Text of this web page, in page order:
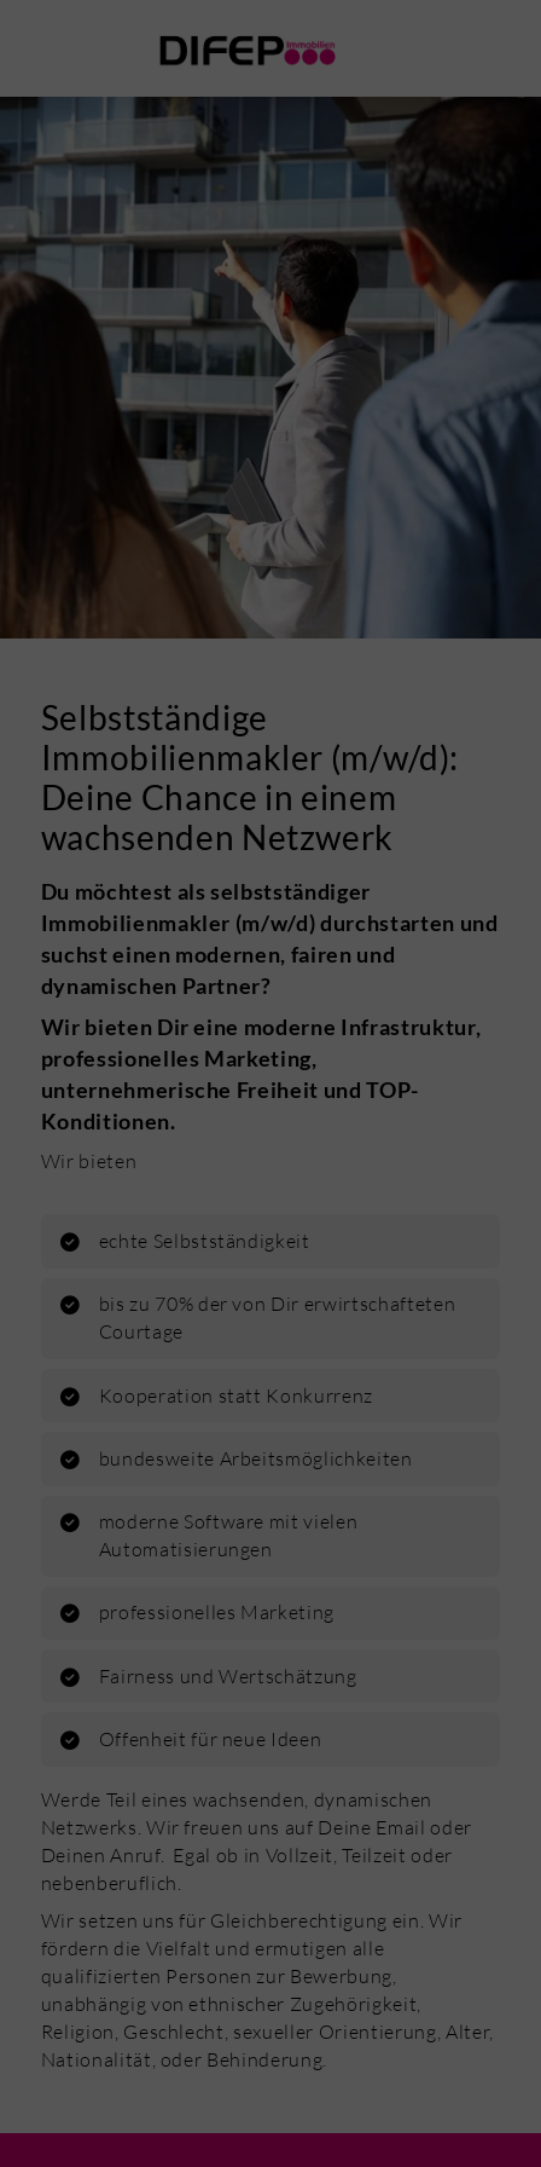
Selbstständige
Immobilienmakler (m/w/d):
Deine Chance in einem
wachsenden Netzwerk
Du möchtest als selbstständiger
Immobilienmakler (m/w/d) durchstarten und
suchst einen modernen, fairen und
dynamischen Partner?
Wir bieten Dir eine moderne Infrastruktur,
professionelles Marketing,
unternehmerische Freiheit und TOP-
Konditionen.
Wir bieten
echte Selbstständigkeit
bis zu 70% der von Dir erwirtschafteten
Courtage
Kooperation statt Konkurrenz
bundesweite Arbeitsmöglichkeiten
moderne Software mit vielen
Automatisierungen
professionelles Marketing
Fairness und Wertschätzung
Offenheit für neue Ideen
Werde Teil eines wachsenden, dynamischen
Netzwerks. Wir freuen uns auf Deine Email oder
Deinen Anruf. Egal ob in Vollzeit, Teilzeit oder
nebenberuflich.
Wir setzen uns für Gleichberechtigung ein. Wir
fördern die Vielfalt und ermutigen alle
qualifizierten Personen zur Bewerbung,
unabhängig von ethnischer Zugehörigkeit,
Religion, Geschlecht, sexueller Orientierung, Alter,
Nationalität, oder Behinderung.